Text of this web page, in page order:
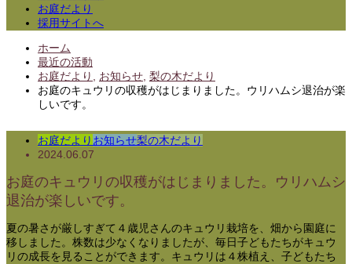
お庭だより
採用サイトへ
ホーム
最近の活動
お庭だより
お知らせ 梨の木だより
お庭のキュウリの収穫がはじまりました。ウリハムシ退治が楽
しいです。
お庭だより お知らせ梨の木だより
2024.06.07
お庭のキュウリの収穫がはじまりました。ウリハムシ
退治が楽しいです。
夏の暑さが厳しすぎて４歳児さんのキュウリ栽培を、畑から園庭に
移しました。株数は少なくなりましたが、毎日子どもたちがキュウ
リの成長を見ることができます。キュウリは４株植え、子どもたち